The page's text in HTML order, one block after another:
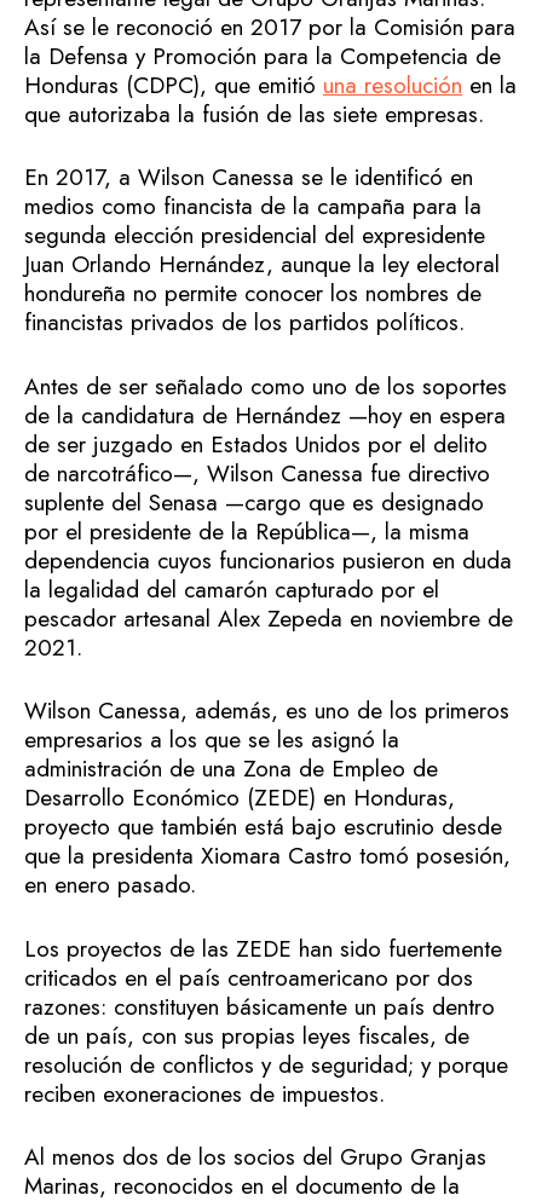
Así se le reconoció en 2017 por la Comisión para
la Defensa y Promoción para la Competencia de
Honduras (CDPC), que emitió una resolución en la
que autorizaba la fusión de las siete empresas.
En 2017, a Wilson Canessa se le identificó en
medios como financista de la campaña para la
segunda elección presidencial del expresidente
Juan Orlando Hernández, aunque la ley electoral
hondureña no permite conocer los nombres de
financistas privados de los partidos políticos.
Antes de ser señalado como uno de los soportes
de la candidatura de Hernández —hoy en espera
de ser juzgado en Estados Unidos por el delito
de narcotráfico—, Wilson Canessa fue directivo
suplente del Senasa —cargo que es designado
por el presidente de la República—, la misma
dependencia cuyos funcionarios pusieron en duda
la legalidad del camarón capturado por el
pescador artesanal Alex Zepeda en noviembre de
2021.
Wilson Canessa, además, es uno de los primeros
empresarios a los que se les asignó la
administración de una Zona de Empleo de
Desarrollo Económico (ZEDE) en Honduras,
proyecto que también está bajo escrutinio desde
que la presidenta Xiomara Castro tomó posesión,
en enero pasado.
Los proyectos de las ZEDE han sido fuertemente
criticados en el país centroamericano por dos
razones: constituyen básicamente un país dentro
de un país, con sus propias leyes fiscales, de
resolución de conflictos y de seguridad; y porque
reciben exoneraciones de impuestos.
Al menos dos de los socios del Grupo Granjas
Marinas, reconocidos en el documento de la